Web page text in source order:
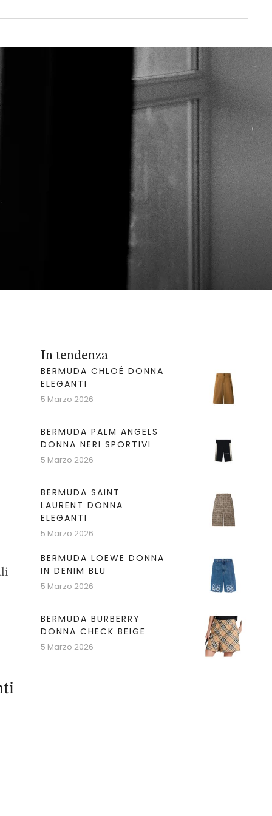
In tendenza
BERMUDA CHLOÉ DONNA
ELEGANTI
5 Marzo 2026
BERMUDA PALM ANGELS
DONNA NERI SPORTIVI
5 Marzo 2026
BERMUDA SAINT
LAURENT DONNA
ELEGANTI
5 Marzo 2026
BERMUDA LOEWE DONNA
IN DENIM BLU
5 Marzo 2026
BERMUDA BURBERRY
DONNA CHECK BEIGE
5 Marzo 2026